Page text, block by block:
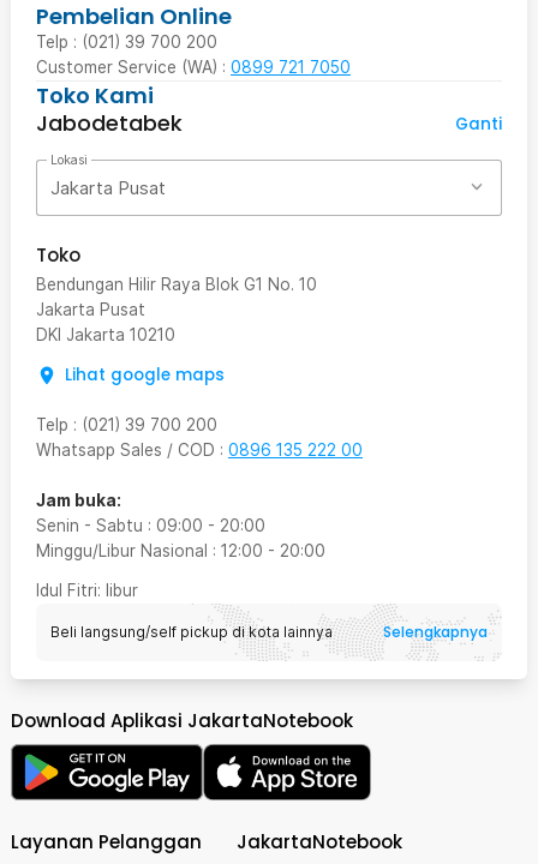
Pembelian Online
Telp : (021) 39 700 200
Customer Service (WA) : 0899 721 7050
Toko Kami
Jabodetabek
Ganti
Lokasi
Jakarta Pusat
Toko
Bendungan Hilir Raya Blok G1 No. 10
Jakarta Pusat
DKI Jakarta 10210
Lihat google maps
Telp : (021) 39 700 200
Whatsapp Sales / COD : 0896 135 222 00
Jam buka:
Senin - Sabtu : 09:00 - 20:00
Minggu/Libur Nasional : 12:00 - 20:00
Idul Fitri: libur
Beli langsung/self pickup di kota lainnya Selengkapnya
Download Aplikasi JakartaNotebook
Layanan Pelanggan JakartaNotebook